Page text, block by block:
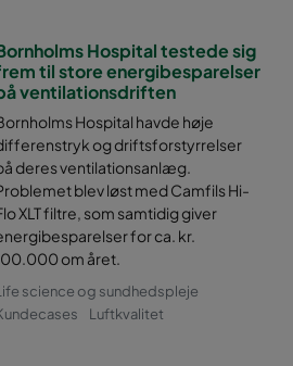
ePM1 70%
ePM1 70%
ePM1 70%
ePM1 70%
Hospital testede sig
til store energibesparelser
ventilationsdriften
Hospital havde høje
og driftsforstyrrelser
deres ventilationsanlæg.
blev løst med Camfils Hi-
XLT filtre, som samtidig giver
for ca. kr.
om året.
science og sundhedspleje
Luftkvalitet